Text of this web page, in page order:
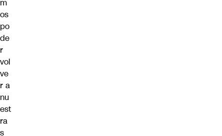
m
os
po
de
r
vol
ve
r a
nu
est
ra
s